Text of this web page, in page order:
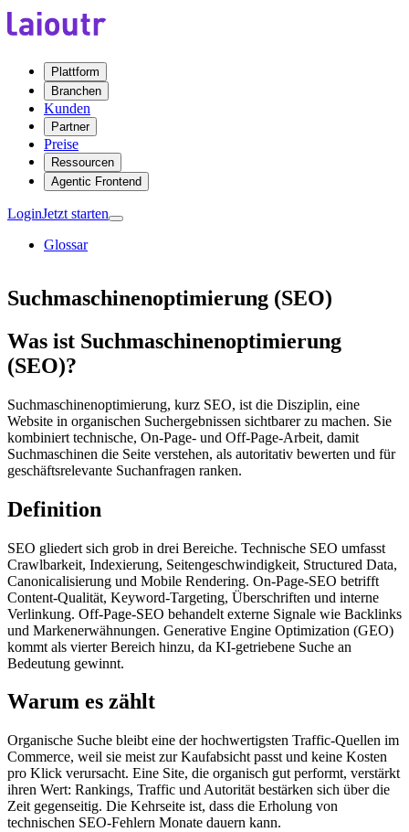
Plattform
Branchen
Kunden
Partner
Preise
Ressourcen
Agentic Frontend
LoginJetzt starten
Glossar
Suchmaschinenoptimierung (SEO)
Was ist Suchmaschinenoptimierung
(SEO)?
Suchmaschinenoptimierung, kurz SEO, ist die Disziplin, eine
Website in organischen Suchergebnissen sichtbarer zu machen. Sie
kombiniert technische, On-Page- und Off-Page-Arbeit, damit
Suchmaschinen die Seite verstehen, als autoritativ bewerten und für
geschäftsrelevante Suchanfragen ranken.
Definition
SEO gliedert sich grob in drei Bereiche. Technische SEO umfasst
Crawlbarkeit, Indexierung, Seitengeschwindigkeit, Structured Data,
Canonicalisierung und Mobile Rendering. On-Page-SEO betrifft
Content-Qualität, Keyword-Targeting, Überschriften und interne
Verlinkung. Off-Page-SEO behandelt externe Signale wie Backlinks
und Markenerwähnungen. Generative Engine Optimization (GEO)
kommt als vierter Bereich hinzu, da KI-getriebene Suche an
Bedeutung gewinnt.
Warum es zählt
Organische Suche bleibt eine der hochwertigsten Traffic-Quellen im
Commerce, weil sie meist zur Kaufabsicht passt und keine Kosten
pro Klick verursacht. Eine Site, die organisch gut performt, verstärkt
ihren Wert: Rankings, Traffic und Autorität bestärken sich über die
Zeit gegenseitig. Die Kehrseite ist, dass die Erholung von
technischen SEO-Fehlern Monate dauern kann.